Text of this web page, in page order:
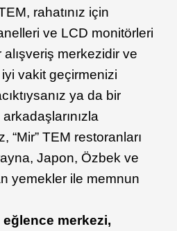
rahatınız için
ve LCD monitörleri
merkezidir ve
vakit geçirmenizi
ya da bir
“Mir” TEM restoranları
Japon, Özbek ve
yemekler ile memnun
eğlence merkezi,